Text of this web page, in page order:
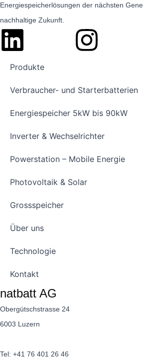
Energiespeicherlösungen der nächsten
nachhaltige Zukunft.
Produkte
Verbraucher- und Starterbatterien
Energiespeicher 5kW bis 90kW
Inverter & Wechselrichter
Powerstation – Mobile Energie
Photovoltaik & Solar
Grossspeicher
Über uns
Technologie
Kontakt
natbatt AG
Obergütschstrasse 24
6003 Luzern
Tel: +41 76 401 26 46